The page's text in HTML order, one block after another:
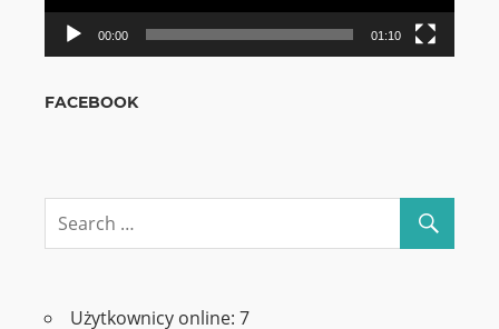
00:00 01:10
FACEBOOK
Użytkownicy online: 7